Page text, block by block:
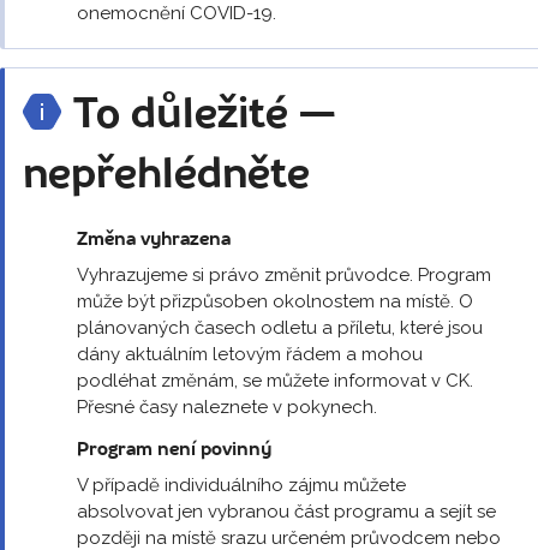
onemocnění COVID-19.
To důležité —
nepřehlédněte
Změna vyhrazena
Vyhrazujeme si právo změnit průvodce. Program
může být přizpůsoben okolnostem na místě. O
plánovaných časech odletu a příletu, které jsou
dány aktuálním letovým řádem a mohou
podléhat změnám, se můžete informovat v CK.
Přesné časy naleznete v pokynech.
Program není povinný
V případě individuálního zájmu můžete
absolvovat jen vybranou část programu a sejít se
později na místě srazu určeném průvodcem nebo